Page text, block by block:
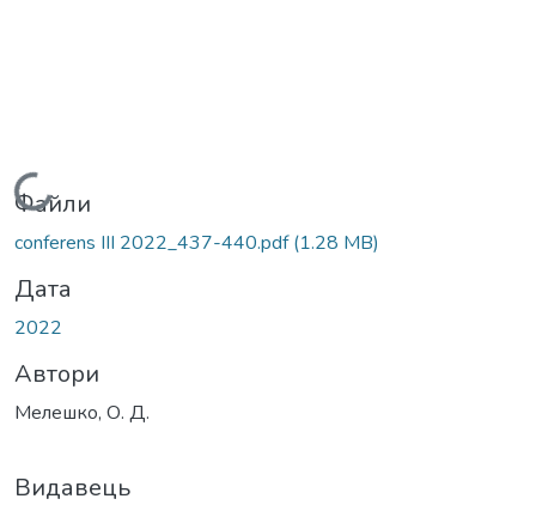
Вантажиться...
Файли
conferens III 2022_437-440.pdf(1.28 MB)
Дата
2022
Автори
Мелешко, О. Д.
Видавець